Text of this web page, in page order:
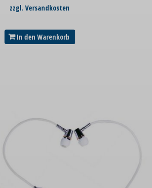
zzgl. Versandkosten
In den Warenkorb